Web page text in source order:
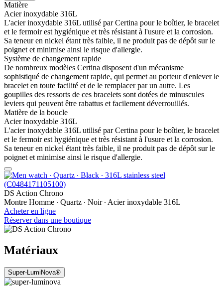
Matière
Acier inoxydable 316L
L'acier inoxydable 316L utilisé par Certina pour le boîtier, le bracelet
et le fermoir est hygiénique et très résistant à l'usure et la corrosion.
Sa teneur en nickel étant très faible, il ne produit pas de dépôt sur le
poignet et minimise ainsi le risque d'allergie.
Système de changement rapide
De nombreux modèles Certina disposent d'un mécanisme
sophistiqué de changement rapide, qui permet au porteur d'enlever le
bracelet en toute facilité et de le remplacer par un autre. Les
goupilles des ressorts de ces bracelets sont dotées de minuscules
leviers qui peuvent être rabattus et facilement déverrouillés.
Matière de la boucle
Acier inoxydable 316L
L'acier inoxydable 316L utilisé par Certina pour le boîtier, le bracelet
et le fermoir est hygiénique et très résistant à l'usure et la corrosion.
Sa teneur en nickel étant très faible, il ne produit pas de dépôt sur le
poignet et minimise ainsi le risque d'allergie.
DS Action Chrono
Montre Homme ∙ Quartz ∙ Noir ∙ Acier inoxydable 316L
Acheter en ligne
Réserver dans une boutique
Matériaux
Super-LumiNova®